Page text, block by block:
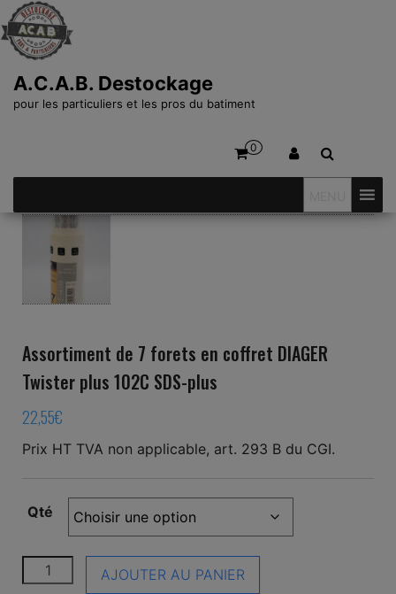
A.C.A.B. Destockage
pour les particuliers et les pros du batiment
0
Assortiment de 7 forets en coffret DIAGER
Twister plus 102C SDS-plus
22,55€
Prix HT TVA non applicable, art. 293 B du CGI.
Qté
quantité de Assortiment de 7 forets en coffret
AJOUTER AU PANIER